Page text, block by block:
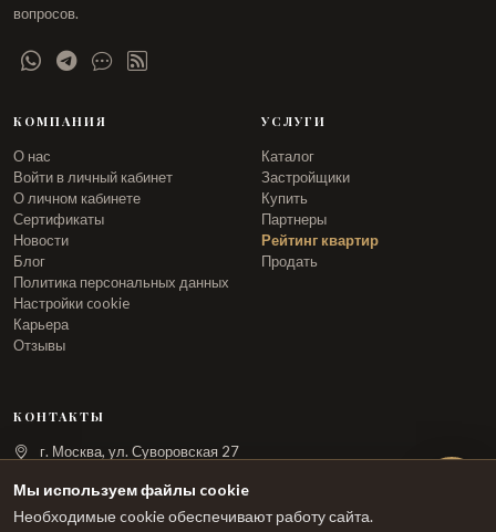
вопросов.
КОМПАНИЯ
О нас
Войти в личный кабинет
О личном кабинете
Сертификаты
Новости
Блог
Политика персональных данных
Настройки cookie
Карьера
Отзывы
УСЛУГИ
Каталог
Застройщики
Купить
Партнеры
Рейтинг квартир
Продать
КОНТАКТЫ
г. Москва, ул. Суворовская 27
Мы используем файлы cookie
Необходимые cookie обеспечивают работу сайта.